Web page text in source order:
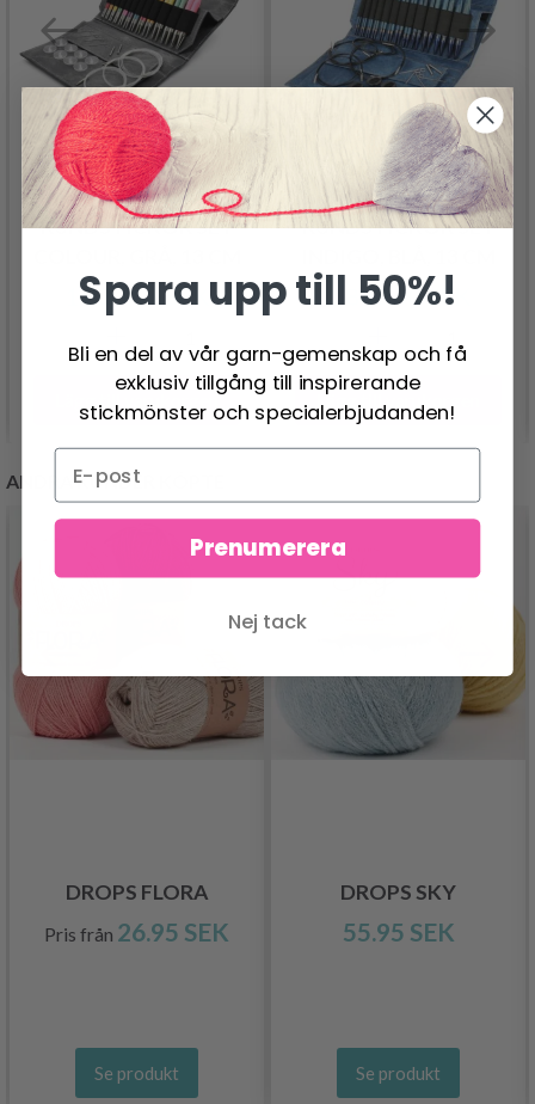
LYKKE UTBYTBARA
RUNDSTICKOR SET
1,830.00 SEK
Lägg till varukorgen
LYKKE UTBYTBARA
RUNDSTICKOR SET
1,830.00 SEK
Lägg till varukorgen
ANDRA KUNDER KÖPTE
DROPS FLORA
Pris från 26.95 SEK
Se produkt
DROPS SKY
55.95 SEK
Se produkt
Spara upp till 50%!
Bli en del av vår garn-gemenskap och få
exklusiv tillgång till inspirerande
stickmönster och specialerbjudanden!
Prenumerera
Nej tack